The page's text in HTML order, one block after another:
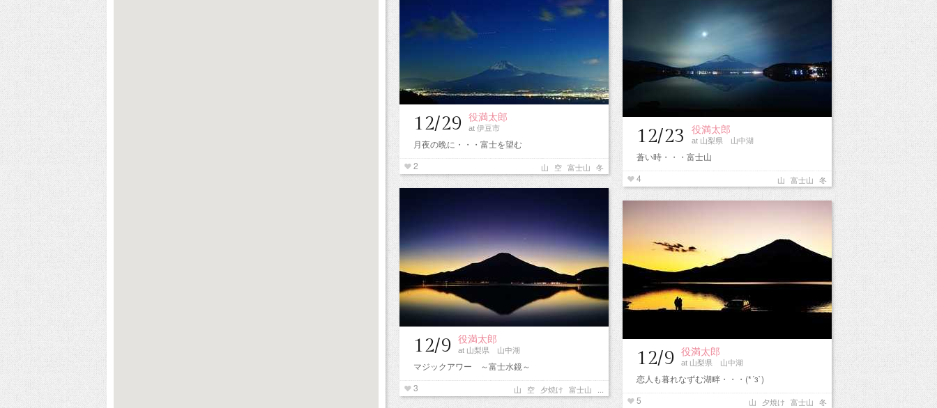
12/29 役満太郎
at 伊豆市
月夜の晩に・・・富士を望む
2
山 空 富士山 冬
12/23 役満太郎
at 山梨県 山中湖
蒼い時・・・富士山
4
山 富士山 冬
12/9 役満太郎
at 山梨県 山中湖
マジックアワー ～富士水鏡～
3
山 空 夕焼け 富士山
12/9 役満太郎
at 山梨県 山中湖
恋人も暮れなずむ湖畔・・・(*´з`)
5
山 夕焼け 富士山 冬